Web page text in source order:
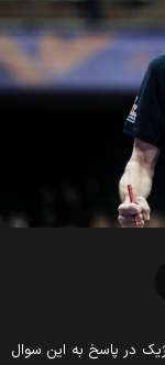
در پاسخ به این سوال